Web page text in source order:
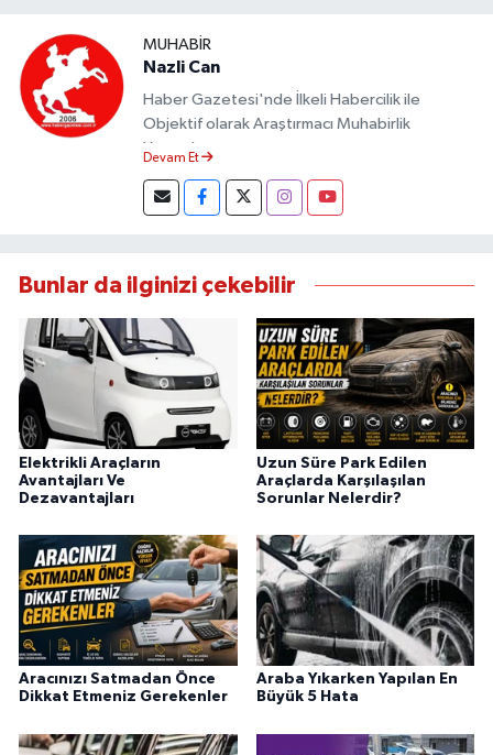
MUHABIR
Nazli Can
Haber Gazetesi'nde İlkeli Habercilik ile
Objektif olarak Araştırmacı Muhabirlik
Yapmaktayım.
Devam Et
Bunlar da ilginizi çekebilir
Elektrikli Araçların
Avantajları Ve
Dezavantajları
Uzun Süre Park Edilen
Araçlarda Karşılaşılan
Sorunlar Nelerdir?
Aracınızı Satmadan Önce
Dikkat Etmeniz Gerekenler
Araba Yıkarken Yapılan En
Büyük 5 Hata